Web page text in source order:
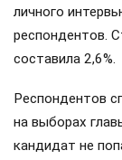
личного
респондентов.
составила 2,6%.
Респондентов
на выборах
кандидат не